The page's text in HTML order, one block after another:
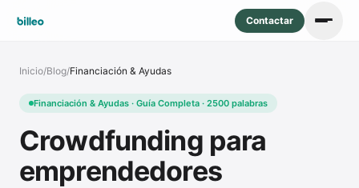
Contactar
Inicio/Blog/Financiación & Ayudas
Financiación & Ayudas · Guía Completa · 2500 palabras
Crowdfunding para
emprendedores